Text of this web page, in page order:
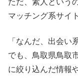
ただ、素人という
マッチング系サイ
「なんだ、出会い
でも、鳥取県鳥取
に絞り込んだ情報